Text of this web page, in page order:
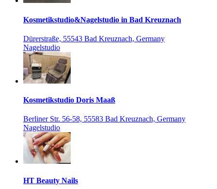
Kosmetikstudio&Nagelstudio in Bad Kreuznach
Dürerstraße, 55543 Bad Kreuznach, Germany
Nagelstudio
Kosmetikstudio Doris Maaß
Berliner Str. 56-58, 55583 Bad Kreuznach, Germany
Nagelstudio
HT Beauty Nails